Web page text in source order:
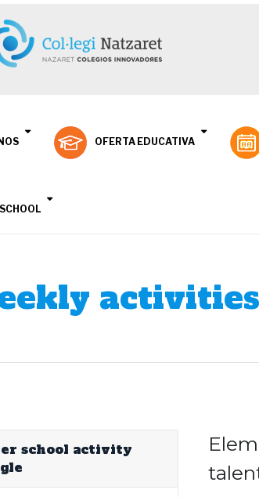
OFERTA EDUCATIVA
activities
school activity